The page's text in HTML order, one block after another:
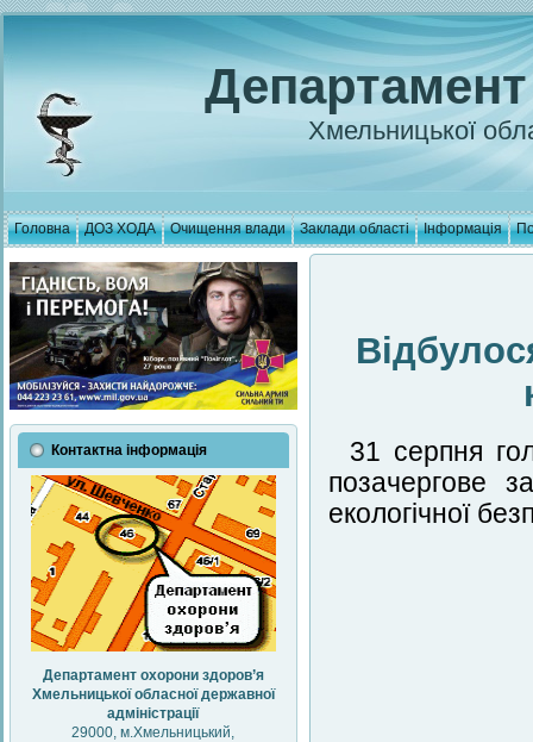
Хмельницької
Головна ДОЗ ХОДА Очищення влади Заклади області Інформація
Контактна інформація
Департамент охорони здоров’я
Хмельницької обласної державної
адміністрації
29000, м.Хмельницький,
31 серпня
позачергове
екологічної